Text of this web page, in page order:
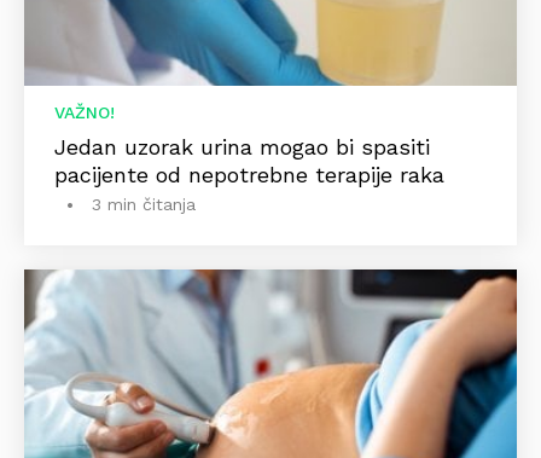
VAŽNO!
Jedan uzorak urina mogao bi spasiti
pacijente od nepotrebne terapije raka
3 min čitanja